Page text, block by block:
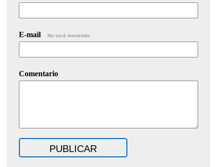
E-mail No será mostrado.
Comentario